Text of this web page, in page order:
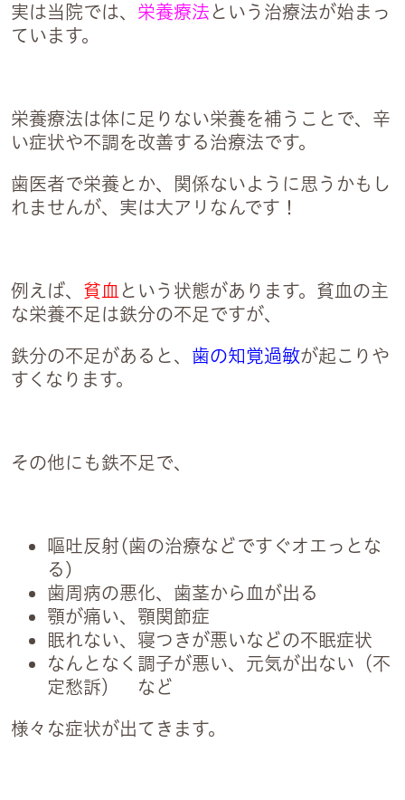
実は当院では、 栄養療法 という治療法が始まっ
ています。
栄養療法は体に足りない栄養を補うことで、辛
い症状や不調を改善する治療法です。
歯医者で栄養とか、関係ないように思うかもし
れませんが、 実は大アリ なんです！
例えば、 貧血 という状態があります。貧血の主
な栄養不足は鉄分の不足ですが、
鉄分の不足があると、 歯の知覚過敏が起こりや
すくなります。
その他にも鉄不足で、
嘔吐反射(歯の治療などですぐオエっとな
る)
歯周病の悪化、歯茎から血が出る
顎が痛い、顎関節症
眠れない、寝つきが悪いなどの不眠症状
なんとなく調子が悪い、元気が出ない（不
定愁訴） など
様々な症状が出てきます。
祝